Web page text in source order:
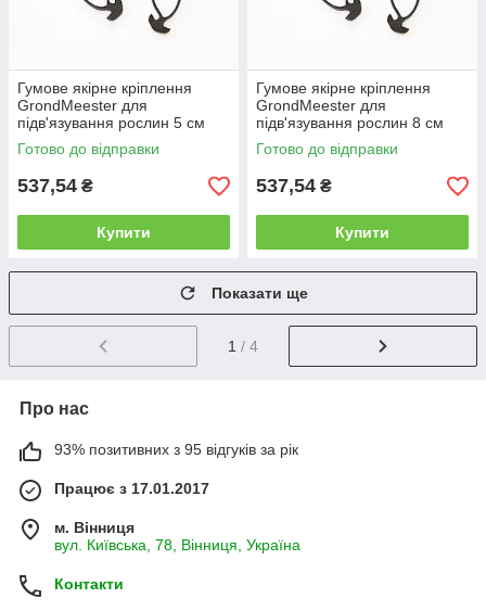
Гумове якірне кріплення
GrondMeester для
підв'язування рослин 5 см
(388 шт.)
Готово до відправки
537,54 ₴
Купити
Гумове якірне кріплення
GrondMeester для
підв'язування рослин 8 см
(275 шт)
Готово до відправки
537,54 ₴
Купити
Показати ще
1 / 4
Про нас
93% позитивних з 95 відгуків за рік
Працює з 17.01.2017
м. Вінниця
вул. Київська, 78, Вінниця, Україна
Контакти